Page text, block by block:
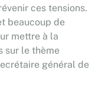
ces tensions.
beaucoup de
mettre à la
sur le thème
général de